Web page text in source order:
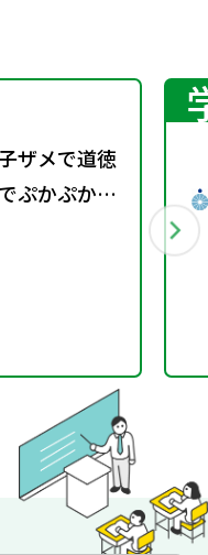
ザメで道徳
ぷかぷか教